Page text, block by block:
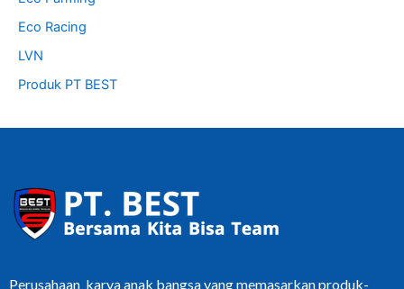
Eco Racing
LVN
Produk PT BEST
Perusahaan karya anak bangsa yang memasarkan produk-